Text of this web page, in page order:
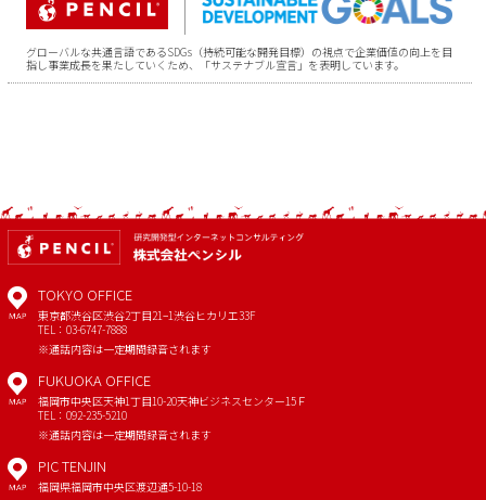
グローバルな共通言語であるSDGs（持続可能な開発目標）の視点で企業価値の向上を目
指し事業成長を果たしていくため、「サステナブル宣言」を表明しています。
MAP
TOKYO OFFICE
東京都渋谷区渋谷2丁目21−1渋谷ヒカリエ33F
TEL：03-6747-7888
※通話内容は一定期間録音されます
MAP
FUKUOKA OFFICE
福岡市中央区天神1丁目10-20天神ビジネスセンター15Ｆ
TEL：092-235-5210
※通話内容は一定期間録音されます
PIC TENJIN
福岡県福岡市中央区渡辺通5-10-18